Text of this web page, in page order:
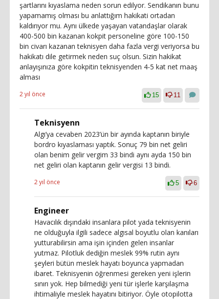
şartlarını kıyaslama neden sorun edilyor. Sendikanın bunu
yapamamış olması bu anlattığım hakikati ortadan
kaldırıyor mu. Aynı ülkede yaşayan vatandaşlar olarak
400-500 bin kazanan kokpit personeline göre 100-150
bin civarı kazanan teknisyen daha fazla vergi veriyorsa bu
hakikatı dile getirmek neden suç olsun. Sizin hakikat
anlayışınıza göre kokpitin teknisyenden 4-5 kat net maaş
alması
2 yıl önce 15 11
Teknisyenn
Algı’ya cevaben 2023’ün bir ayında kaptanın biriyle
bordro kıyaslaması yaptık. Sonuç 79 bin net geliri
olan benim gelir vergim 33 bindi aynı ayda 150 bin
net geliri olan kaptanın gelir vergisi 13 bindi.
2 yıl önce 5 6
Engineer
Havacılık dışındaki insanlara pilot yada teknisyenin
ne olduğuyla ilgili sadece algısal boyutlu olan kanıları
yutturabilirsin ama işin içinden gelen insanlar
yutmaz. Pilotluk dediğin meslek 99% rutin aynı
şeyleri bütün meslek hayatı boyunca yapmadan
ibaret. Teknisyenin öğrenmesi gereken yeni işlerin
sınırı yok. Hep bilmediği yeni tür işlerle karşılaşma
ihtimaliyle meslek hayatını bitiriyor. Öyle otopilotta